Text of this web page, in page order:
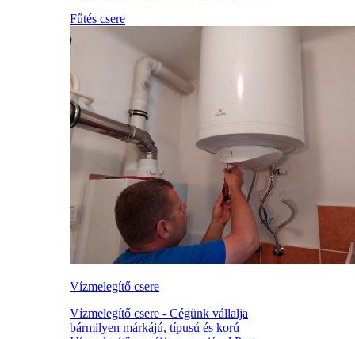
Fűtés csere
Vízmelegítő csere
Vízmelegítő csere - Cégünk vállalja
bármilyen márkájú, típusú és korú